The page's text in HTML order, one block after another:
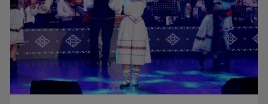
UNTOLD ONE, la Cluj-Napoca | VIDEO